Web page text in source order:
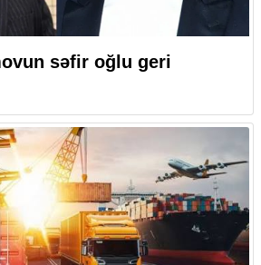
səfir oğlu geri